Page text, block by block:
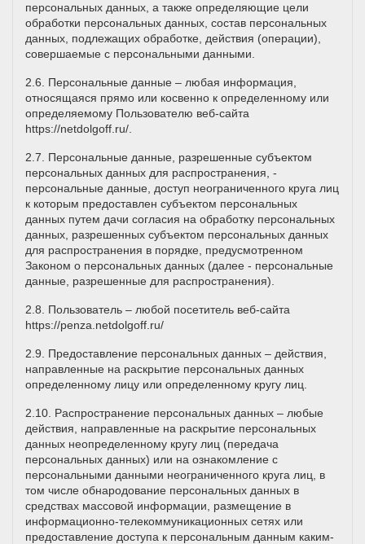
персональных данных, а также определяющие цели
обработки персональных данных, состав персональных
данных, подлежащих обработке, действия (операции),
совершаемые с персональными данными.
2.6. Персональные данные – любая информация,
относящаяся прямо или косвенно к определенному или
определяемому Пользователю веб-сайта
https://netdolgoff.ru/
2.7. Персональные данные, разрешенные субъектом
персональных данных для распространения, -
персональные данные, доступ неограниченного круга лиц
к которым предоставлен субъектом персональных
данных путем дачи согласия на обработку персональных
данных, разрешенных субъектом персональных данных
для распространения в порядке, предусмотренном
Законом о персональных данных (далее - персональные
данные, разрешенные для распространения).
2.8. Пользователь – любой посетитель веб-сайта
https://penza.netdolgoff.ru/
2.9. Предоставление персональных данных – действия,
направленные на раскрытие персональных данных
определенному лицу или определенному кругу лиц.
2.10. Распространение персональных данных – любые
действия, направленные на раскрытие персональных
данных неопределенному кругу лиц (передача
персональных данных) или на ознакомление с
персональными данными неограниченного круга лиц, в
том числе обнародование персональных данных в
средствах массовой информации, размещение в
информационно-телекоммуникационных сетях или
предоставление доступа к персональным данным каким-